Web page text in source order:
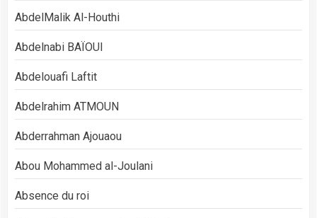
AbdelMalik Al-Houthi
Abdelnabi BAÏOUI
Abdelouafi Laftit
Abdelrahim ATMOUN
Abderrahman Ajouaou
Abou Mohammed al-Joulani
Absence du roi